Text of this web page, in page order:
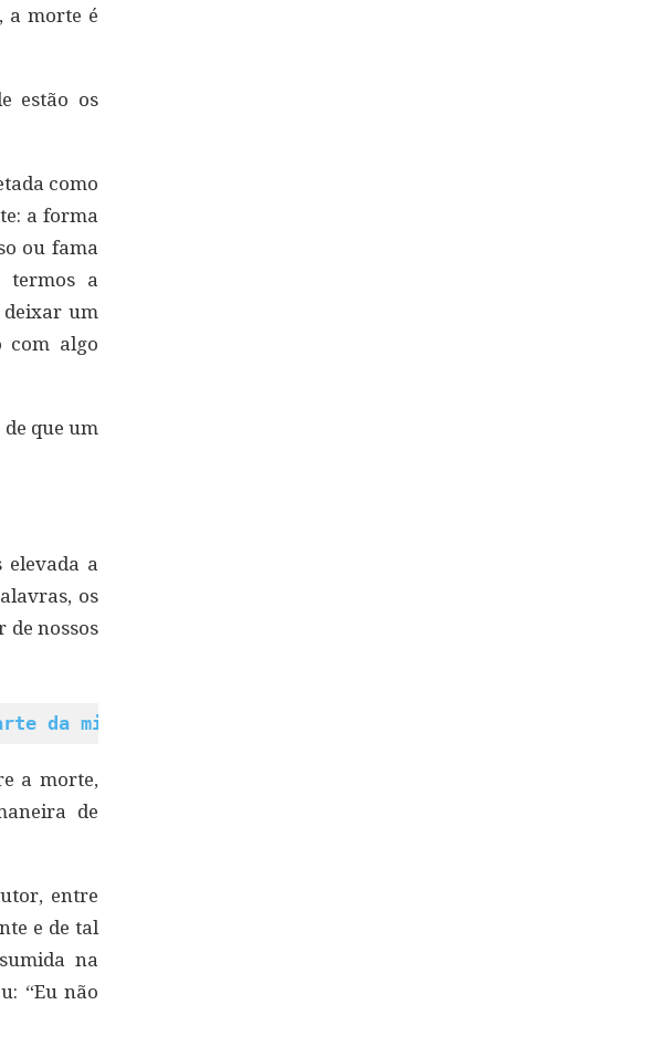
a morte é
estão os
como
a forma
ou fama
termos a
deixar um
com algo
que um
elevada a
os
de nossos
da minha existência
a morte,
de
entre
e de tal
na
“Eu não